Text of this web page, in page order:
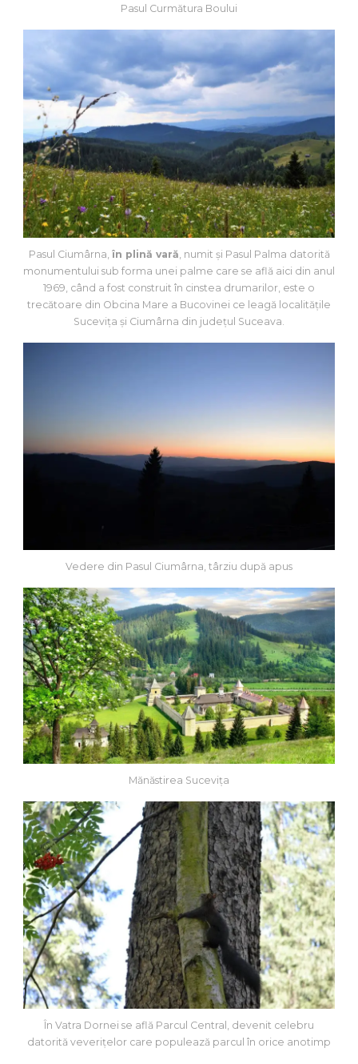
Pasul Curmătura Boului
Pasul Ciumârna, în plină vară , numit și Pasul Palma datorită
monumentului sub forma unei palme care se află aici din anul
1969, când a fost construit în cinstea drumarilor, este o
trecătoare din Obcina Mare a Bucovinei ce leagă localitățile
Sucevița și Ciumârna din județul Suceava.
Vedere din Pasul Ciumârna, târziu după apus
Mănăstirea Sucevița
În Vatra Dornei se află Parcul Central, devenit celebru
datorită veverițelor care populează parcul în orice anotimp